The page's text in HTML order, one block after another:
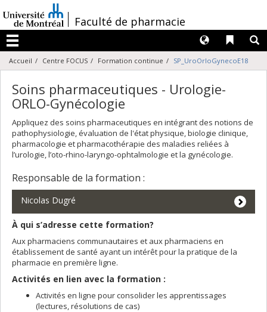
au
contenu
/Faculté de pharmacie
Menu
Liens
Langues
Accueil Centre FOCUS Formation continue SP_UroOrloGynecoE18
Soins pharmaceutiques - Urologie-
ORLO-Gynécologie
Appliquez des soins pharmaceutiques en intégrant des notions de
pathophysiologie, évaluation de l'état physique, biologie clinique,
pharmacologie et pharmacothérapie des maladies reliées à
l’urologie, l’oto-rhino-laryngo-ophtalmologie et la gynécologie.
Responsable de la formation :
Nicolas Dugré
À qui s’adresse cette formation?
Aux pharmaciens communautaires et aux pharmaciens en
établissement de santé ayant un intérêt pour la pratique de la
pharmacie en première ligne.
Activités en lien avec la formation :
Activités en ligne pour consolider les apprentissages
(lectures, résolutions de cas)